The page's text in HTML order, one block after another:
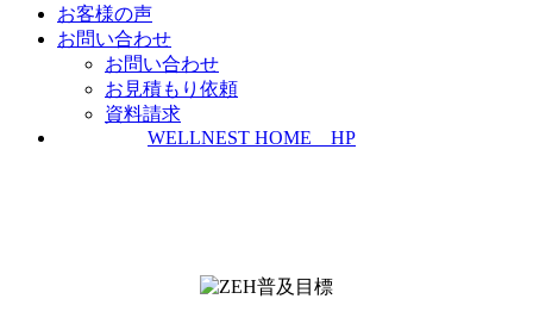
お客様の声
お問い合わせ
お問い合わせ
お見積もり依頼
資料請求
WELLNEST HOME HP